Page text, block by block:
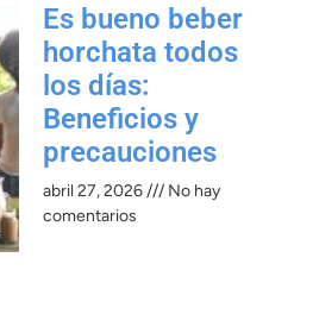
Es bueno beber
horchata todos
los días:
Beneficios y
precauciones​
abril 27, 2026
No hay
comentarios